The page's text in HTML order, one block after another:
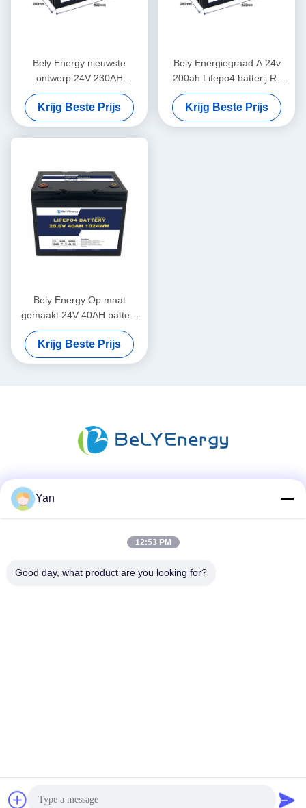
Bely Energy nieuwste
ontwerp 24V 230AH
batterijen Bms voor
medische scooter jacht
Krijg Beste Prijs
Bely Energiegraad A 24v
200ah Lifepo4 batterij Rv
Solar Lifepo4 Marine batterij
Diepe cyclus
Krijg Beste Prijs
Bely Energy Op maat
gemaakt 24V 40AH batterij
voor communicatie station
UPS Medisch
Krijg Beste Prijs
Technology Co., Ltd. . Alle rechten voorbehoudena.
Yan
12:53 PM
Good day, what product are you looking for?